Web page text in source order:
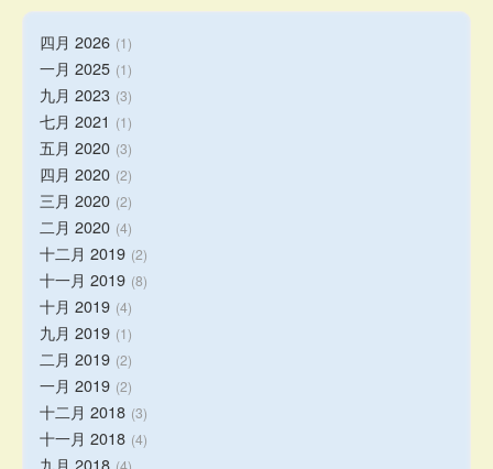
四月 2026 1
一月 2025 1
九月 2023 3
七月 2021 1
五月 2020 3
四月 2020 2
三月 2020 2
二月 2020 4
十二月 2019 2
十一月 2019 8
十月 2019 4
九月 2019 1
二月 2019 2
一月 2019 2
十二月 2018 3
十一月 2018 4
九月 2018 4